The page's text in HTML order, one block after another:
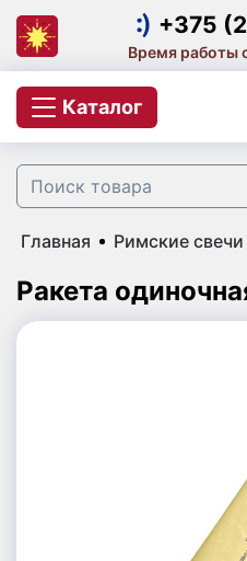
+375
Время работы
Каталог
Главная
Ракета
Салют на
Фейерверки и
Цветной дым
Свечи для торта
Бенгальские огни
Фаера |
Петарды, шутихи